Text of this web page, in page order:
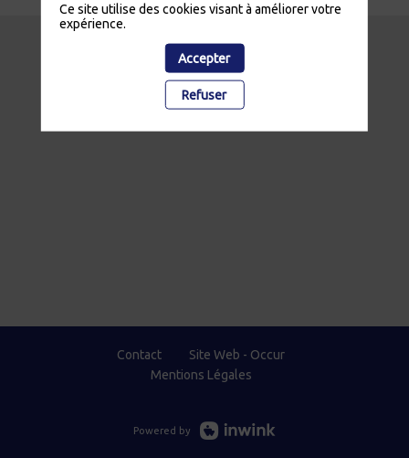
Contact
Site Web - Occur
Mentions Légales
Powered by
Ce site utilise des cookies visant à améliorer votre
expérience.
Accepter
Refuser